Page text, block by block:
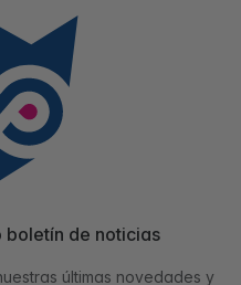
boletín de noticias
últimas novedades y